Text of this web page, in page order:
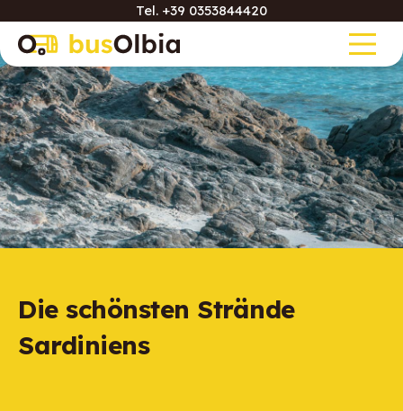
Tel. +39 0353844420
Die schönsten Strände
Sardiniens